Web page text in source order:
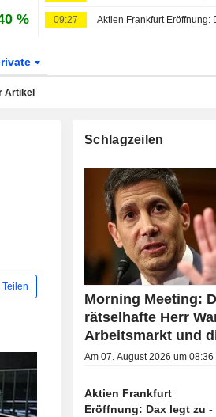
% 09:27
Artikel
Teilen
Schlagzeilen
Morning Meeting:
rätselhafte Herr
Arbeitsmarkt und
Am 07. August 2026 um 08:36
Aktien Frankfurt
Eröffnung: Dax legt zu -